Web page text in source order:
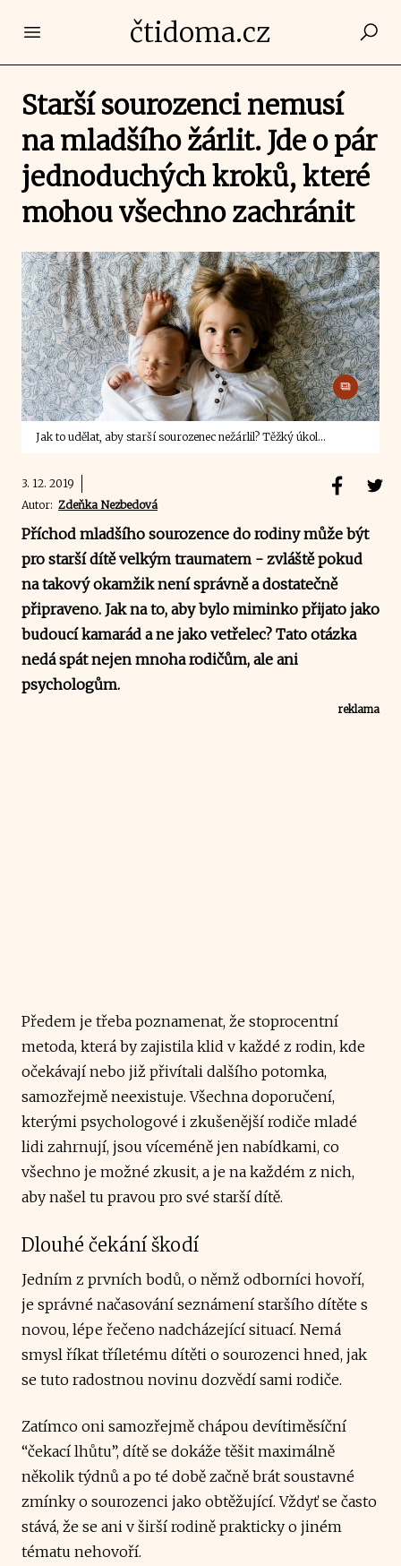
Open main menučtidoma.cz
Starší sourozenci nemusí
na mladšího žárlit. Jde o pár
jednoduchých kroků, které
mohou všechno zachránit
Jak to udělat, aby starší sourozenec nežárlil? Těžký úkol...
3. 12. 2019
Autor: Zdeňka Nezbedová
Příchod mladšího sourozence do rodiny může být
pro starší dítě velkým traumatem - zvláště pokud
na takový okamžik není správně a dostatečně
připraveno. Jak na to, aby bylo miminko přijato jako
budoucí kamarád a ne jako vetřelec? Tato otázka
nedá spát nejen mnoha rodičům, ale ani
psychologům.
reklama
Předem je třeba poznamenat, že stoprocentní
metoda, která by zajistila klid v každé z rodin, kde
očekávají nebo již přivítali dalšího potomka,
samozřejmě neexistuje. Všechna doporučení,
kterými psychologové i zkušenější rodiče mladé
lidi zahrnují, jsou víceméně jen nabídkami, co
všechno je možné zkusit, a je na každém z nich,
aby našel tu pravou pro své starší dítě.
Dlouhé čekání škodí
Jedním z prvních bodů, o němž odborníci hovoří,
je správné načasování seznámení staršího dítěte s
novou, lépe řečeno nadcházející situací. Nemá
smysl říkat tříletému dítěti o sourozenci hned, jak
se tuto radostnou novinu dozvědí sami rodiče.
Zatímco oni samozřejmě chápou devítiměsíční
“čekací lhůtu”, dítě se dokáže těšit maximálně
několik týdnů a po té době začně brát soustavné
zmínky o sourozenci jako obtěžující. Vždyť se často
stává, že se ani v širší rodině prakticky o jiném
tématu nehovoří.